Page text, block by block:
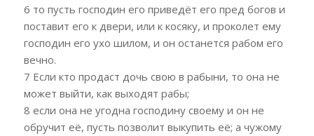
6 то пусть господин его приведёт его пред богов и
поставит его к двери, или к косяку, и проколет ему
господин его ухо шилом, и он останется рабом его
вечно.
7 Если кто продаст дочь свою в рабыни, то она не
может выйти, как выходят рабы;
8 если она не угодна господину своему и он не
обручит её, пусть позволит выкупить её; а чужому